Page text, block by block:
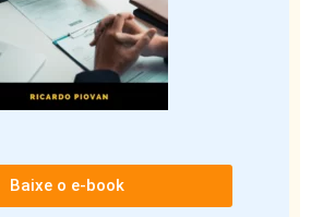
Baixe o e-book